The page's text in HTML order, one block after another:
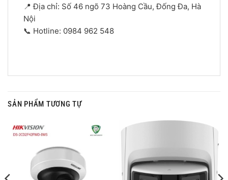
📍 Địa chỉ: Số 46 ngõ 73 Hoàng Cầu, Đống Đa, Hà
Nội
📞 Hotline: 0984 962 548
SẢN PHẨM TƯƠNG TỰ